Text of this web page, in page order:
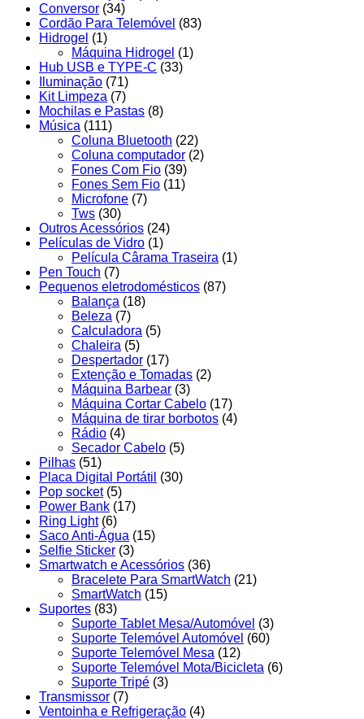
Conversor (34)
Cordão Para Telemóvel (83)
Hidrogel (1)
Máquina Hidrogel (1)
Hub USB e TYPE-C (33)
Iluminação (71)
Kit Limpeza (7)
Mochilas e Pastas (8)
Música (111)
Coluna Bluetooth (22)
Coluna computador (2)
Fones Com Fio (39)
Fones Sem Fio (11)
Microfone (7)
Tws (30)
Outros Acessórios (24)
Películas de Vidro (1)
Película Cârama Traseira (1)
Pen Touch (7)
Pequenos eletrodomésticos (87)
Balança (18)
Beleza (7)
Calculadora (5)
Chaleira (5)
Despertador (17)
Extenção e Tomadas (2)
Máquina Barbear (3)
Máquina Cortar Cabelo (17)
Máquina de tirar borbotos (4)
Rádio (4)
Secador Cabelo (5)
Pilhas (51)
Placa Digital Portátil (30)
Pop socket (5)
Power Bank (17)
Ring Light (6)
Saco Anti-Água (15)
Selfie Sticker (3)
Smartwatch e Acessórios (36)
Bracelete Para SmartWatch (21)
SmartWatch (15)
Suportes (83)
Suporte Tablet Mesa/Automóvel (3)
Suporte Telemóvel Automóvel (60)
Suporte Telemóvel Mesa (12)
Suporte Telemóvel Mota/Bicicleta (6)
Suporte Tripé (3)
Transmissor (7)
Ventoinha e Refrigeração (4)